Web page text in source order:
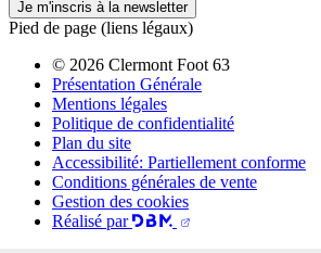
Je m'inscris à la newsletter
Pied de page (liens légaux)
© 2026 Clermont Foot 63
Présentation Générale
Mentions légales
Politique de confidentialité
Plan du site
Accessibilité: Partiellement conforme
Conditions générales de vente
Gestion des cookies
Réalisé par